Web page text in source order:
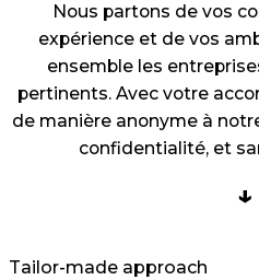
Nous partons de vos
expérience et de vos
ensemble les
pertinents. Avec votre
de manière anonyme à
confidentialité, et
↓
Tailor-made approach